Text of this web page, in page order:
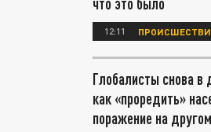
12:11
Глобалисты снова в
как «проредить»
поражение на